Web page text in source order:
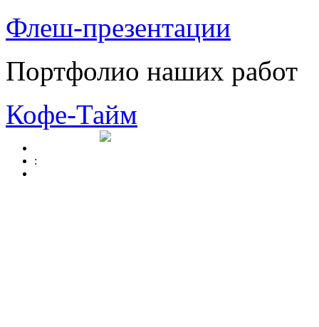
Флеш-презентации
Портфолио наших работ
Кофе-Тайм
: